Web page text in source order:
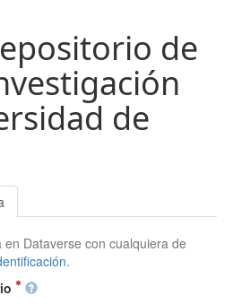
de
de
Dataverse con cualquiera de
.